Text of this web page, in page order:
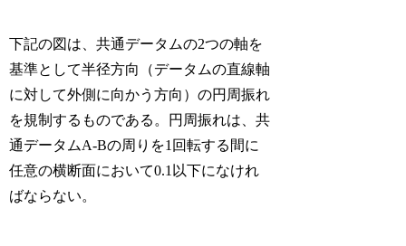
下記の図は、共通データムの2つの軸を
基準として半径方向（データムの直線軸
に対して外側に向かう方向）の円周振れ
を規制するものである。円周振れは、共
通データムA-Bの周りを1回転する間に
任意の横断面において0.1以下になけれ
ばならない。